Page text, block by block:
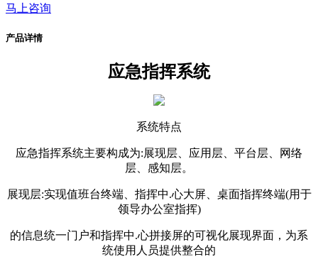
马上咨询
产品详情
应急指挥系统
系统特点
应急指挥系统主要构成为:展现层、应用层、平台层、网络
层、感知层。
展现层:实现值班台终端、指挥中.心大屏、桌面指挥终端(用于
领导办公室指挥)
的信息统一门户和指挥中.心拼接屏的可视化展现界面，为系
统使用人员提供整合的